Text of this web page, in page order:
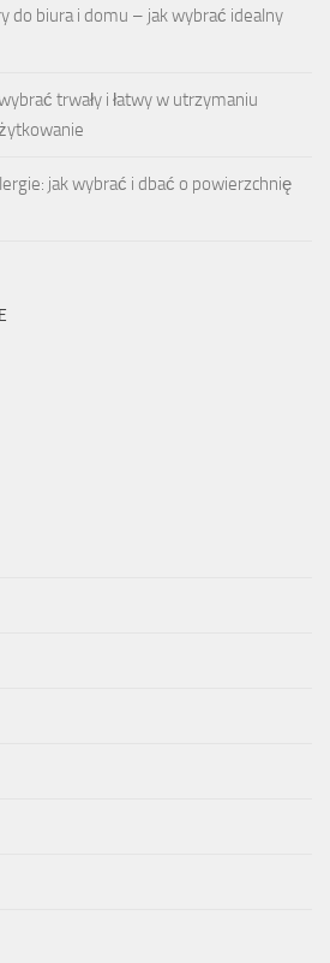
do biura i domu – jak wybrać idealny
trwały i łatwy w utrzymaniu
jak wybrać i dbać o powierzchnię